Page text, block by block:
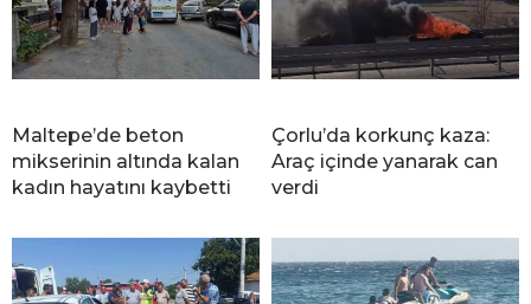
Maltepe’de beton
mikserinin altında kalan
kadın hayatını kaybetti
Çorlu’da korkunç kaza:
Araç içinde yanarak can
verdi